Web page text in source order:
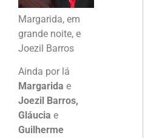
Margarida, em
grande noite, e
Joezil Barros
Ainda por lá
Margarida e
Joezil Barros,
Gláucia e
Guilherme